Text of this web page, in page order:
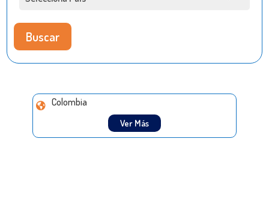
Buscar
Colombia
Ver Más